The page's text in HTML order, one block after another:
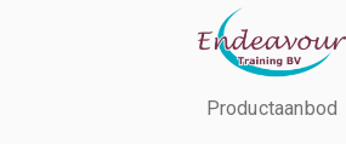
Productaanbod